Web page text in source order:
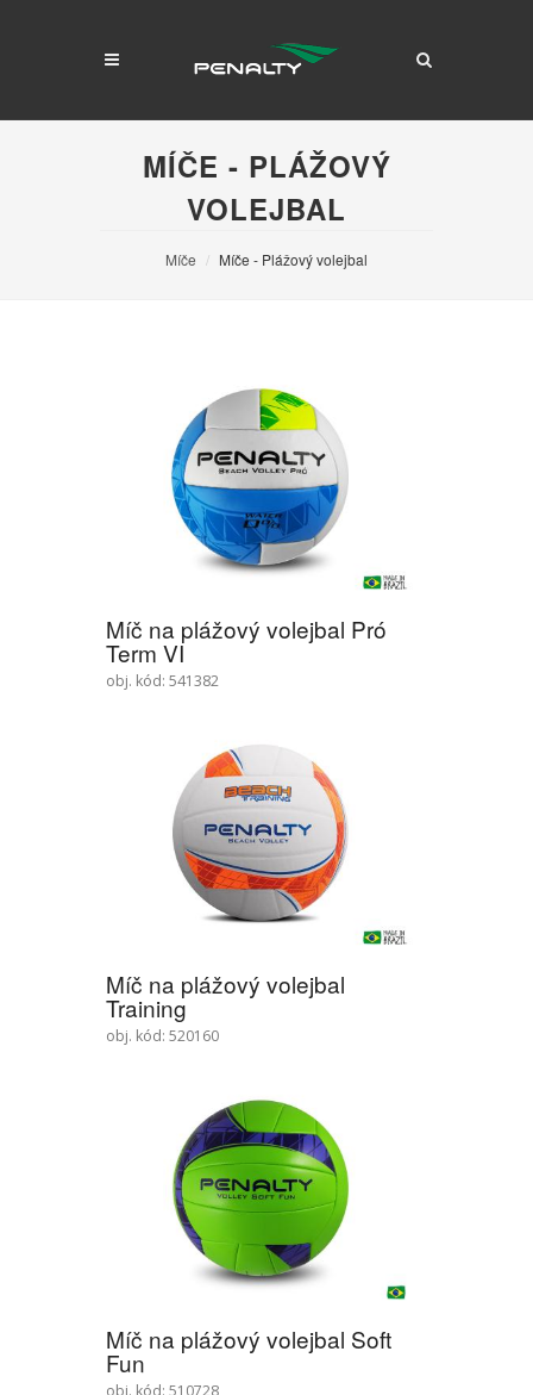
MÍČE - PLÁŽOVÝ
VOLEJBAL
Míče Míče - Plážový volejbal
Míč na plážový volejbal Pró
Term VI
obj. kód: 541382
Míč na plážový volejbal
Training
obj. kód: 520160
Míč na plážový volejbal Soft
Fun
obj. kód: 510728